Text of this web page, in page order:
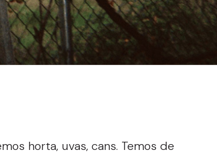
horta, uvas, cans. Temos de